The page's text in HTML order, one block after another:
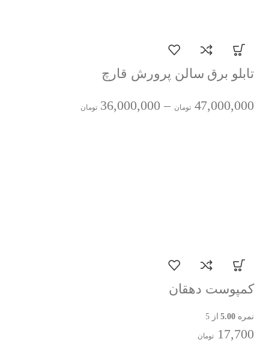
تابلو برق سالن پرورش قارچ
47,000,000 تومان –
36,000,000 تومان
کمپوست دهقان
نمره 5.00از 5
17,700 تومان